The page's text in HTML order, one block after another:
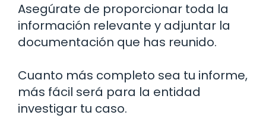
Asegúrate de proporcionar toda la
información relevante y adjuntar la
documentación que has reunido.
Cuanto más completo sea tu informe,
más fácil será para la entidad
investigar tu caso.